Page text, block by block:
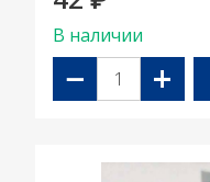
В наличии
− +